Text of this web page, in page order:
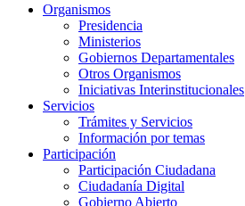
Organismos
Presidencia
Ministerios
Gobiernos Departamentales
Otros Organismos
Iniciativas Interinstitucionales
Servicios
Trámites y Servicios
Información por temas
Participación
Participación Ciudadana
Ciudadanía Digital
Gobierno Abierto